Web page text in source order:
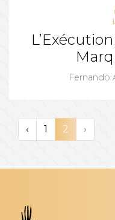
Fernando
‹ 1 2 ›